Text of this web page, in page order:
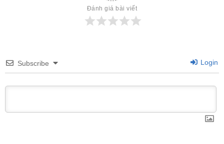
Đánh giá bài viết
Subscribe Login